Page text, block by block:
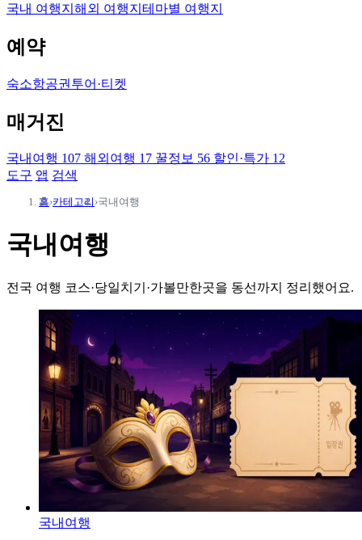
국내 여행지 해외 여행지 테마별 여행지
예약
숙소항공권 투어·티켓
매거진
국내여행 107 해외여행 17 꿀정보 56 할인·특가 12
도구 앱 검색
홈›카테고리 ›국내여행
국내여행
전국 여행 코스·당일치기·가볼만한곳을 동선까지 정리했어요.
국내여행